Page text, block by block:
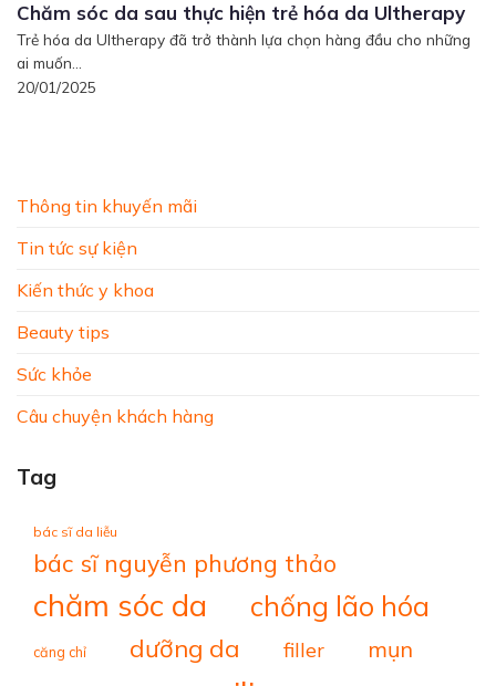
Thông tin khuyến mãi
Tin tức sự kiện
Kiến thức y khoa
Beauty tips
Sức khỏe
Câu chuyện khách hàng
Tag
bác sĩ da liễu
bác sĩ nguyễn phương thảo
chăm sóc da chống lão hóa
căng chỉ dưỡng da filler mụn
Chăm sóc da sau thực hiện trẻ hóa da Ultherapy
Trẻ hóa da Ultherapy đã trở thành lựa chọn hàng đầu cho những
ai muốn...
20/01/2025